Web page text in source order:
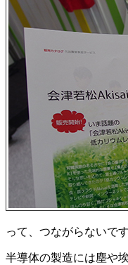
って、つながらないで
半導体の製造には塵や